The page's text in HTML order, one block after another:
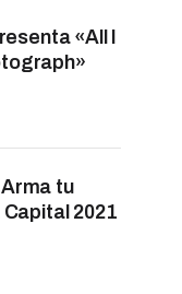
«All I
tu
2021